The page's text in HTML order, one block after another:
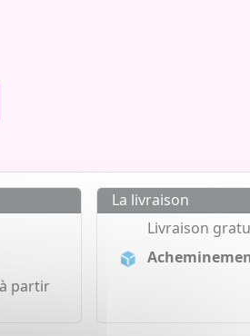
partir
La livraison
Livraison